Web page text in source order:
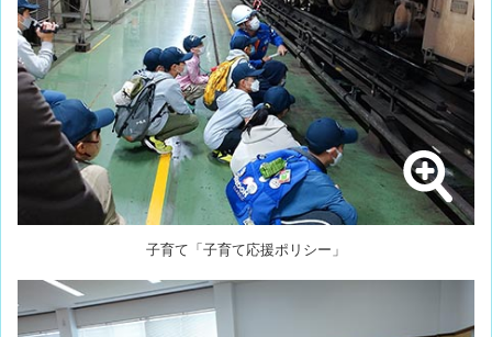
子育て「子育て応援ポリシー」